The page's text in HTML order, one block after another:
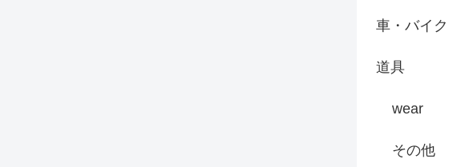
車・バイク
道具
wear
その他